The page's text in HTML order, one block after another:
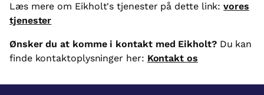
Læs mere om Eikholt's tjenester på dette link:vores
tjenester
Ønsker du at komme i kontakt med Eikholt?Du kan
finde kontaktoplysninger her: Kontakt os